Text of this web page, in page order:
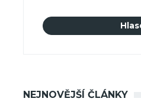
NEJNOVĚJŠÍ ČLÁNKY